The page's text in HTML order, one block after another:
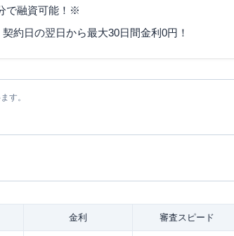
で融資可能！※
約日の翌日から最大30日間金利0円！
す。
金利 審査スピード